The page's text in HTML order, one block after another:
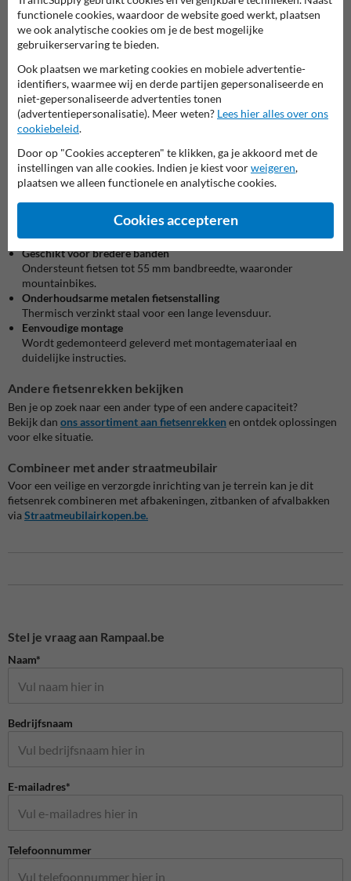
ruimtebesparend, zonder in te boeten op comfort.
Duurzame metalen fietsenstalling voor buitengebruik
Het rek is gemaakt uit thermisch verzinkt staal en vormt zo een
robuuste metalen fietsenstalling die bestand is tegen weersinvloeden
en intensief gebruik. Hierdoor is deze fietsenstalling buiten geschikt
voor plaatsing bij bedrijven, scholen, appartementsgebouwen en
andere drukbezochte locaties.
Verkrijgbaar voor 2, 4 of 6 fietsen
Flexibel inzetbaar voor kleine en grotere fietsenstallingen.
Geïntegreerd slotoog
Extra beveiliging tegen diefstal en ongewenst gebruik.
Geschikt voor bredere banden
Ondersteunt fietsen tot 55 mm bandbreedte, waaronder
mountainbikes.
Onderhoudsarme metalen fietsenstalling
Thermisch verzinkt staal voor een lange levensduur.
Eenvoudige montage
Wordt gedemonteerd geleverd met montagemateriaal en
duidelijke instructies.
Andere fietsenrekken bekijken
Ben je op zoek naar een ander type of een andere capaciteit?
Bekijk dan ons assortiment aan fietsenrekken en ontdek oplossingen
voor elke situatie.
Combineer met ander straatmeubilair
Voor een veilige en verzorgde inrichting van je terrein kan je dit
fietsenrek combineren met afbakeningen, zitbanken of afvalbakken
via Straatmeubilairkopen.be.
Stel je vraag aan Rampaal.be
Naam*
Bedrijfsnaam
E-mailadres*
Telefoonnummer
functionele cookies, waardoor de website goed werkt, plaatsen
we ook analytische cookies om je de best mogelijke
gebruikerservaring te bieden.
Ook plaatsen we marketing cookies en mobiele advertentie-
identifiers, waarmee wij en derde partijen gepersonaliseerde en
niet-gepersonaliseerde advertenties tonen
(advertentiepersonalisatie). Meer weten? Lees hier alles over ons
cookiebeleid.
Door op "Cookies accepteren" te klikken, ga je akkoord met de
instellingen van alle cookies. Indien je kiest voorweigeren,
plaatsen we alleen functionele en analytische cookies.
Cookies accepteren